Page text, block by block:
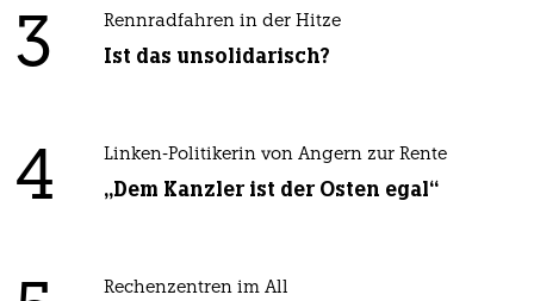
3 Rennradfahren in der Hitze
Ist das unsolidarisch?
4 Linken-Politikerin von Angern zur Rente
„Dem Kanzler ist der Osten egal“
Rechenzentren im All